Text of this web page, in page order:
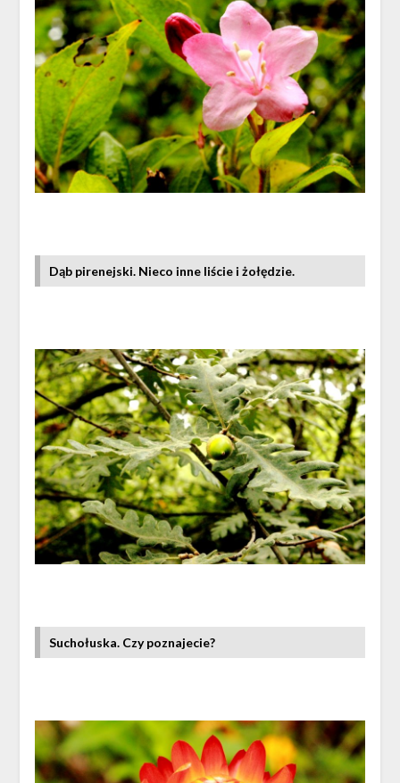
Dąb pirenejski. Nieco inne liście i żołędzie.
Suchołuska. Czy poznajecie?